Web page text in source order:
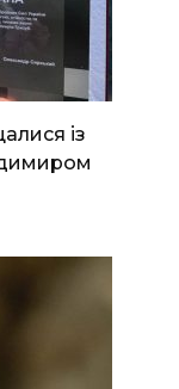
із